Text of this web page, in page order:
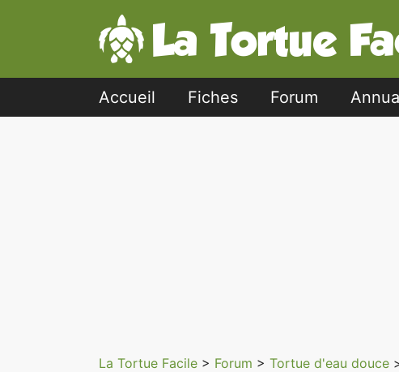
Accueil Fiches Forum
La Tortue Facile > Forum > Tortue d'eau douce